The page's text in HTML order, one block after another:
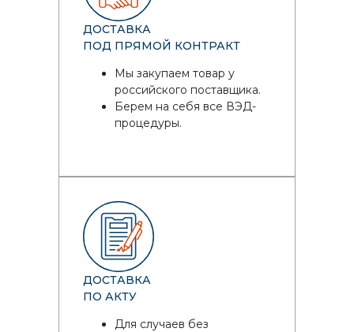
ДОСТАВКА
ПОД ПРЯМОЙ КОНТРАКТ
Мы закупаем товар у
российского поставщика.
Берем на себя все ВЭД-
процедуры.
ДОСТАВКА
ПО АКТУ
Для случаев без